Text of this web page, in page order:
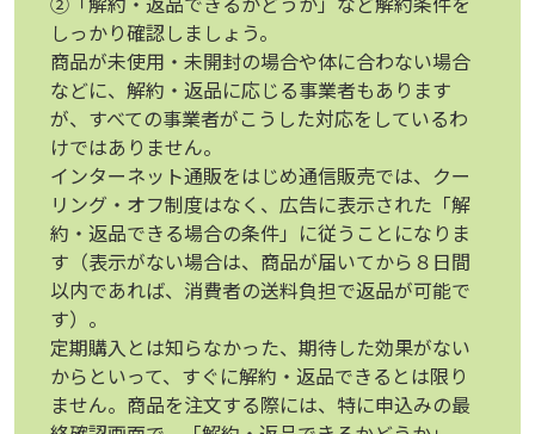
しっかり確認しましょう。
商品が未使用・未開封の場合や体に合わない場合
などに、解約・返品に応じる事業者もあります
が、すべての事業者がこうした対応をしているわ
けではありません。
インターネット通販をはじめ通信販売では、クー
リング・オフ制度はなく、広告に表示された「解
約・返品できる場合の条件」に従うことになりま
す（表示がない場合は、商品が届いてから８日間
以内であれば、消費者の送料負担で返品が可能で
す）。
定期購入とは知らなかった、期待した効果がない
からといって、すぐに解約・返品できるとは限り
ません。商品を注文する際には、特に申込みの最